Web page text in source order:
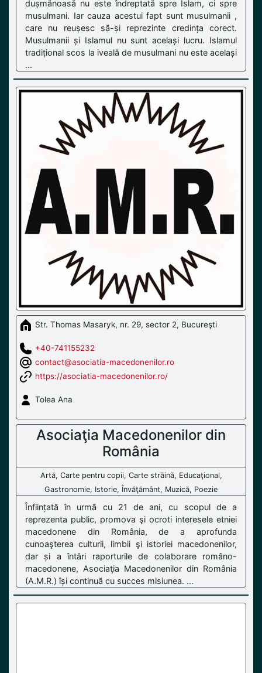
dușmănoasă nu este îndreptată spre Islam, ci spre
musulmani. Iar cauza acestui fapt sunt musulmanii ,
care nu reușesc să-și reprezinte credința corect.
Musulmanii și Islamul nu sunt același lucru. Islamul
tradițional scos la iveală de musulmani nu este același
...
Str. Thomas Masaryk, nr. 29, sector 2, Bucureşti
+40-741155232
contact@asociatia-macedonenilor.ro
https://asociatia-macedonenilor.ro/
Tolea Ana
Asociaţia Macedonenilor din
România
Artă, Carte pentru copii, Carte străină, Educaţional,
Gastronomie, Istorie, Învăţământ, Muzică, Poezie
Înființată în urmă cu 21 de ani, cu scopul de a
reprezenta public, promova şi ocroti interesele etniei
macedonene din România, de a aprofunda
cunoaşterea culturii, limbii şi istoriei macedonenilor,
dar și a întări raporturile de colaborare româno-
macedonene, Asociaţia Macedonenilor din România
(A.M.R.) își continuă cu succes misiunea. ...